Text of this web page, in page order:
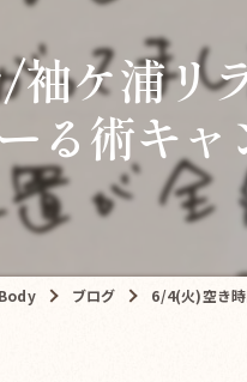
ケ浦リ
る術キャ
ブログ 6/4(火)空き